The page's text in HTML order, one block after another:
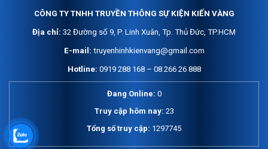
CÔNG TY TNHH TRUYỀN THÔNG SỰ KIỆN KIẾN VÀNG
Địa chỉ: 32 Đường số 9, P. Linh Xuân, Tp. Thủ Đức, TP.HCM
E-mail: truyenhinhkienvang@gmail.com
Hotline: 0919 288 168 – 08 266 26 888
Đang Online: 0
Truy cập hôm nay: 23
Tổng số truy cập: 1297745